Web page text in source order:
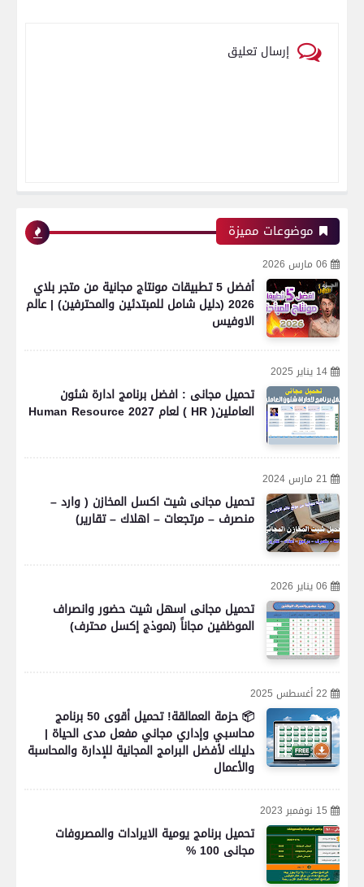
إرسال تعليق
موضوعات مميزة
06 مارس 2026
أفضل 5 تطبيقات مونتاج مجانية من متجر بلاي
2026 (دليل شامل للمبتدئين والمحترفين) | عالم
الاوفيس
14 يناير 2025
تحميل مجانى : افضل برنامج ادارة شئون
العاملين( HR ) لعام 2027 Human Resource
21 مارس 2024
تحميل مجانى شيت اكسل المخازن ( وارد –
منصرف – مرتجعات – اهلاك – تقارير)
06 يناير 2026
تحميل مجانى اسهل شيت حضور وانصراف
الموظفين مجاناً (نموذج إكسل محترف)
22 أغسطس 2025
📦 حزمة العمالقة! تحميل أقوى 50 برنامج
محاسبي وإداري مجاني مفعل مدى الحياة |
دليلك لأفضل البرامج المجانية للإدارة والمحاسبة
والأعمال
15 نوفمبر 2023
تحميل برنامج يومية الايرادات والمصروفات
مجانى 100 %